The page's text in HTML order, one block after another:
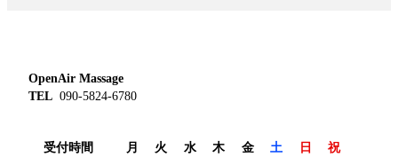
OpenAir Massage
TEL 090-5824-6780
受付時間 月 火 水 木 金 土 日 祝